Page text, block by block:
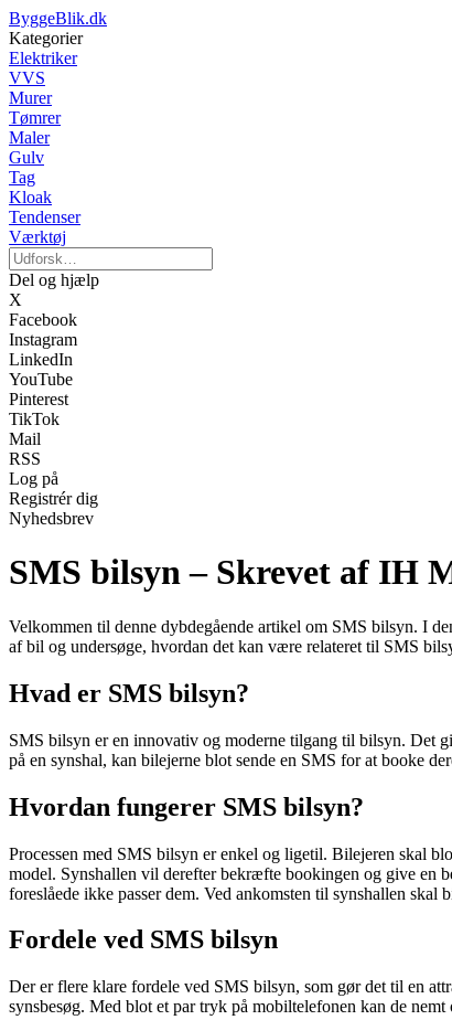
ByggeBlik.dk
Kategorier
Elektriker
VVS
Murer
Tømrer
Maler
Gulv
Tag
Kloak
Tendenser
Værktøj
Del og hjælp
X
Facebook
Instagram
LinkedIn
YouTube
Pinterest
TikTok
Mail
RSS
Log på
Registrér dig
Nyhedsbrev
SMS bilsyn – Skrevet af IH
Velkommen til denne dybdegående artikel om SMS bilsyn. I
af bil og undersøge, hvordan det kan være relateret til SMS
Hvad er SMS bilsyn?
SMS bilsyn er en innovativ og moderne tilgang til bilsyn. Det
på en synshal, kan bilejerne blot sende en SMS for at booke
Hvordan fungerer SMS bilsyn?
Processen med SMS bilsyn er enkel og ligetil. Bilejeren skal
model. Synshallen vil derefter bekræfte bookingen og give en
foreslåede ikke passer dem. Ved ankomsten til synshallen
Fordele ved SMS bilsyn
Der er flere klare fordele ved SMS bilsyn, som gør det til en
synsbesøg. Med blot et par tryk på mobiltelefonen kan de